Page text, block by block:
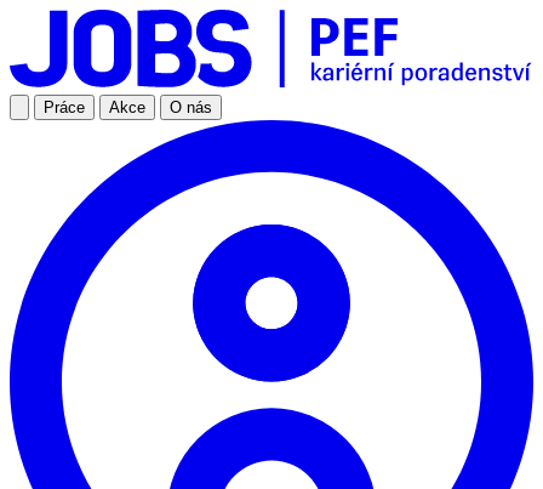
Práce Akce O nás